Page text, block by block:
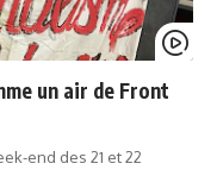
un air de Front
end des 21 et 22